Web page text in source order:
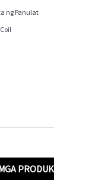
ng Panulat
PRODUKTO